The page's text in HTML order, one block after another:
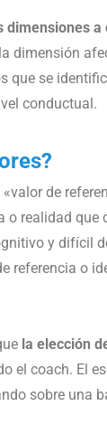
dimensiones
dimensión
que se
conductual.
de
realidad
y difícil
referencia o
la elección
el coach. El
sobre una